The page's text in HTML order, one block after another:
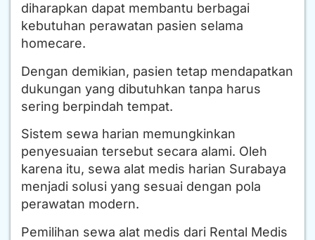
diharapkan dapat membantu berbagai
kebutuhan perawatan pasien selama
homecare.
Dengan demikian, pasien tetap mendapatkan
dukungan yang dibutuhkan tanpa harus
sering berpindah tempat.
Sistem sewa harian memungkinkan
penyesuaian tersebut secara alami. Oleh
karena itu, sewa alat medis harian Surabaya
menjadi solusi yang sesuai dengan pola
perawatan modern.
Pemilihan sewa alat medis dari Rental Medis